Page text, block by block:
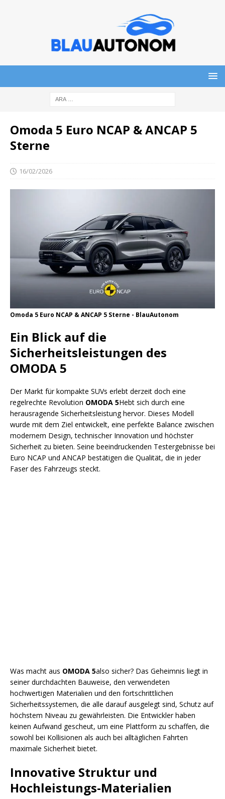
Omoda 5 Euro NCAP & ANCAP 5
Sterne
16/02/2026
Omoda 5 Euro NCAP & ANCAP 5 Sterne - BlauAutonom
Ein Blick auf die
Sicherheitsleistungen des
OMODA 5
Der Markt für kompakte SUVs erlebt derzeit doch eine
regelrechte Revolution OMODA 5Hebt sich durch eine
herausragende Sicherheitsleistung hervor. Dieses Modell
wurde mit dem Ziel entwickelt, eine perfekte Balance zwischen
modernem Design, technischer Innovation und höchster
Sicherheit zu bieten. Seine beeindruckenden Testergebnisse bei
Euro NCAP und ANCAP bestätigen die Qualität, die in jeder
Faser des Fahrzeugs steckt.
Was macht aus OMODA 5also sicher? Das Geheimnis liegt in
seiner durchdachten Bauweise, den verwendeten
hochwertigen Materialien und den fortschrittlichen
Sicherheitssystemen, die alle darauf ausgelegt sind, Schutz auf
höchstem Niveau zu gewährleisten. Die Entwickler haben
keinen Aufwand gescheut, um eine Plattform zu schaffen, die
sowohl bei Kollisionen als auch bei alltäglichen Fahrten
maximale Sicherheit bietet.
Innovative Struktur und
Hochleistungs-Materialien